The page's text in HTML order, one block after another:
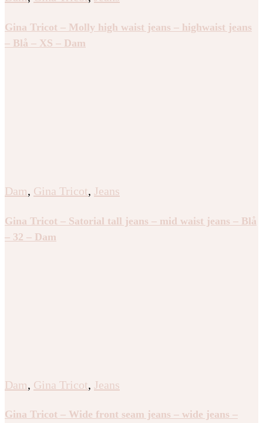
Gina Tricot – Molly high waist jeans – highwaist jeans
– Blå – XS – Dam
Dam, Gina Tricot, Jeans
Gina Tricot – Satorial tall jeans – mid waist jeans – Blå
– 32 – Dam
Dam, Gina Tricot, Jeans
Gina Tricot – Wide front seam jeans – wide jeans –